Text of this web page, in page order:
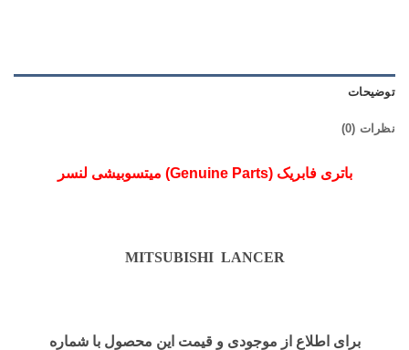
توضیحات
نظرات (0)
باتری فابریک (Genuine Parts) میتسوبیشی لنسر
MITSUBISHI LANCER
برای اطلاع از موجودی و قیمت این محصول با شماره